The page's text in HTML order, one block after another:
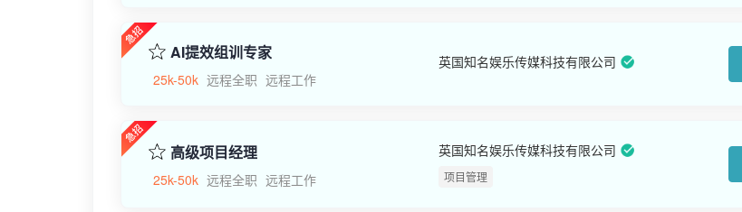
AI提效组训专家
25k-50k 远程全职 远程工作
英国知名娱乐传媒科技有限公司
高级项目经理
25k-50k 远程全职 远程工作
英国知名娱乐传媒科技有限公司
项目管理